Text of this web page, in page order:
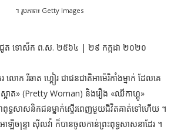
។ រូបភាព៖ Getty Images
ាំជូត ទោស័ក ព.ស. ២៥៦៤ | ២៩ កក្កដា ២០២០
លោក រីឆាត ហ្គៀរ ជាជនជាតិអាម៉េរិកាំងម្នាក់ ដែលគេ
ស្អាត» (Pretty Woman) និងរឿង «ឈីកាហ្គូ»
ពុទ្ធសាសនិកជនម្នាក់ស្ទើរពេញមួយជីវិតគាត់ទៅហើយ ។
ឡិចន្ទ្រា ស៊ីលវ៉ា ក៏បានចូលកាន់ព្រះពុទ្ធសាសនាដែរ ។